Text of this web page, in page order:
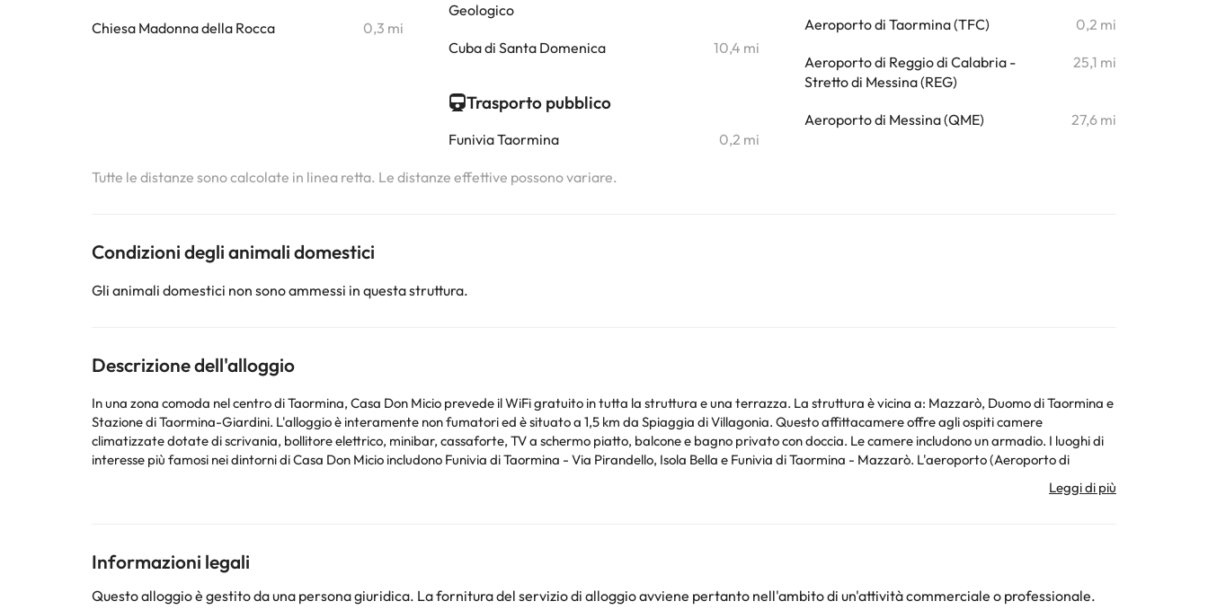
Chiesa Madonna della Rocca 0,3 mi
Geologico
Cuba di Santa Domenica 10,4 mi
Trasporto pubblico
Funivia Taormina 0,2 mi
Aeroporto di Taormina (TFC) 0,2 mi
Aeroporto di Reggio di Calabria -
Stretto di Messina (REG)
25,1 mi
Aeroporto di Messina (QME) 27,6 mi
Tutte le distanze sono calcolate in linea retta. Le distanze effettive possono variare.
Condizioni degli animali domestici
Gli animali domestici non sono ammessi in questa struttura.
Descrizione dell'alloggio
In una zona comoda nel centro di Taormina, Casa Don Micio prevede il WiFi gratuito in tutta la struttura e una terrazza. La struttura è vicina a: Mazzarò, Duomo di Taormina e
Stazione di Taormina-Giardini. L'alloggio è interamente non fumatori ed è situato a 1,5 km da Spiaggia di Villagonia. Questo affittacamere offre agli ospiti camere
climatizzate dotate di scrivania, bollitore elettrico, minibar, cassaforte, TV a schermo piatto, balcone e bagno privato con doccia. Le camere includono un armadio. I luoghi di
interesse più famosi nei dintorni di Casa Don Micio includono Funivia di Taormina - Via Pirandello, Isola Bella e Funivia di Taormina - Mazzarò. L'aeroporto (Aeroporto di
Please note that a surcharge applies for arrivals after check-in hours: - EUR 20 from 22:00 until 00:30 All requests for late arrival are subject to confirmation by the
Al check-in gli ospiti devono esibire un documento d'identità con foto e una carta di credito. Siete pregati di notare che le Richieste Speciali sono soggette a disponibilità, e
potrebbero comportare l'addebito di un supplemento.
Informazioni legali
Questo alloggio è gestito da una persona giuridica. La fornitura del servizio di alloggio avviene pertanto nell'ambito di un'attività commerciale o professionale.